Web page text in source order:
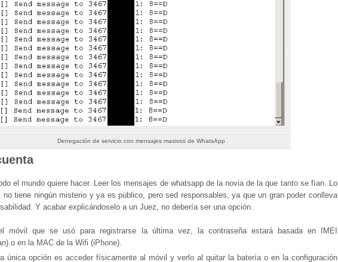
Denegación de servicio con mensajes masivos de WhatsApp
el mundo quiere hacer. Leer los mensajes de whatsapp de la novia de la que tanto se fían. Lo
no tiene ningún misterio y ya es público, pero sed responsables, ya que un gran poder conlleva
Y acabar explicándoselo a un Juez, no debería ser una opción.
móvil que se usó para registrarse la última vez, la contraseña estará basada en IMEI
o en la MAC de la Wifi (iPhone).
única opción es acceder físicamente al móvil y verlo al quitar la batería o en la configuración